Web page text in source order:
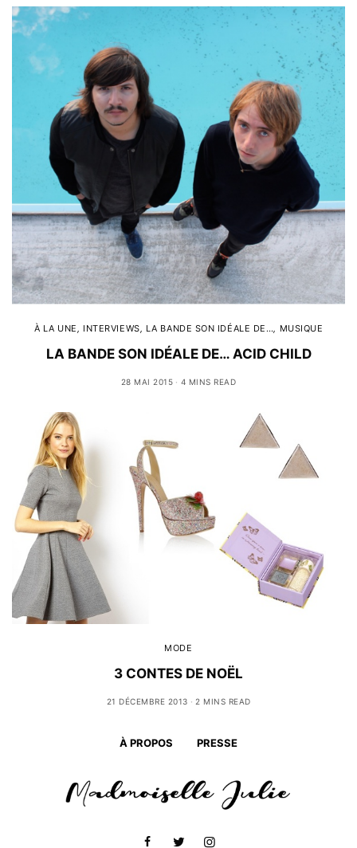
À LA UNE, INTERVIEWS, LA BANDE SON IDÉALE DE…, MUSIQUE
LA BANDE SON IDÉALE DE… ACID CHILD
28 MAI 2015 4 MINS READ
MODE
3 CONTES DE NOËL
21 DÉCEMBRE 2013 2 MINS READ
À PROPOS PRESSE